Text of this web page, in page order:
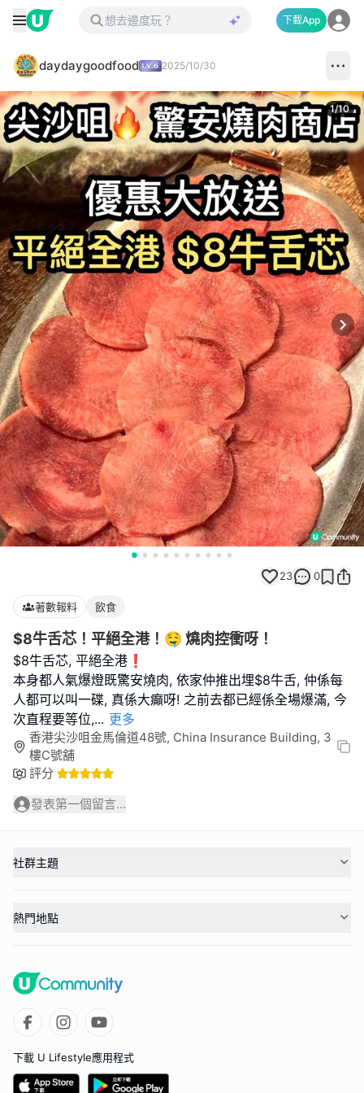
下載App
daydaygoodfood 2025/10/30
1/10
23 0
著數報料 飲食
$8牛舌芯！平絕全港！🤤 燒肉控衝呀！
$8牛舌芯, 平絕全港❗️
本身都人氣爆燈既驚安燒肉, 依家仲推出埋$8牛舌, 仲係每
人都可以叫一碟, 真係大癲呀! 之前去都已經係全場爆滿, 今
次直程要等位,... 更多
香港尖沙咀金馬倫道48號, China Insurance Building, 3
樓C號舖
評分
發表第一個留言...
社群主題
熱門地點
下載 U Lifestyle應用程式